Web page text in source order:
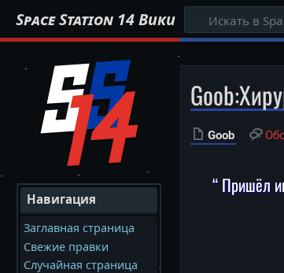
Space Station 14 Вики
Goob:
Goob
“ Пришёл
Навигация
Заглавная страница
Свежие правки
Случайная страница